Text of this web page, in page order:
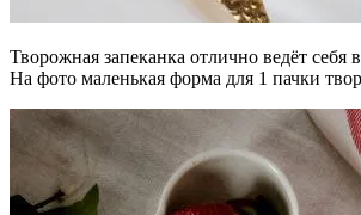
Творожная запеканка отлично ведёт себя
На фото маленькая форма для 1 пачки